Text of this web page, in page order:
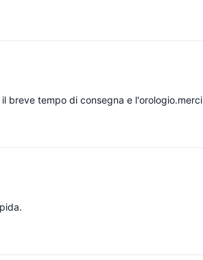
il breve tempo di consegna e l'orologio.merci